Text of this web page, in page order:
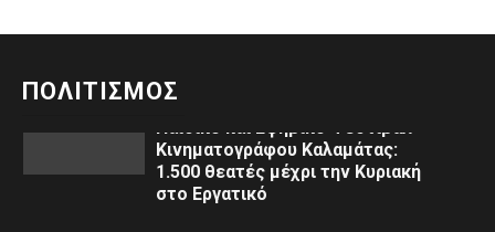
ΠΟΛΙΤΙΣΜΟΣ
11
ΠΟΛΙΤΙΣΜΌΣ
3ο
Παιδικό και Εφηβικό Φεστιβάλ
Κινηματογράφου Καλαμάτας:
1.500 θεατές μέχρι την Κυριακή
στο Εργατικό